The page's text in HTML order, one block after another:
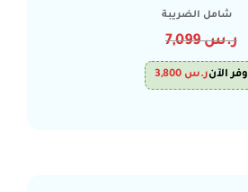
شامل الضريبة
ر.س7,099
وفر الآنر.س